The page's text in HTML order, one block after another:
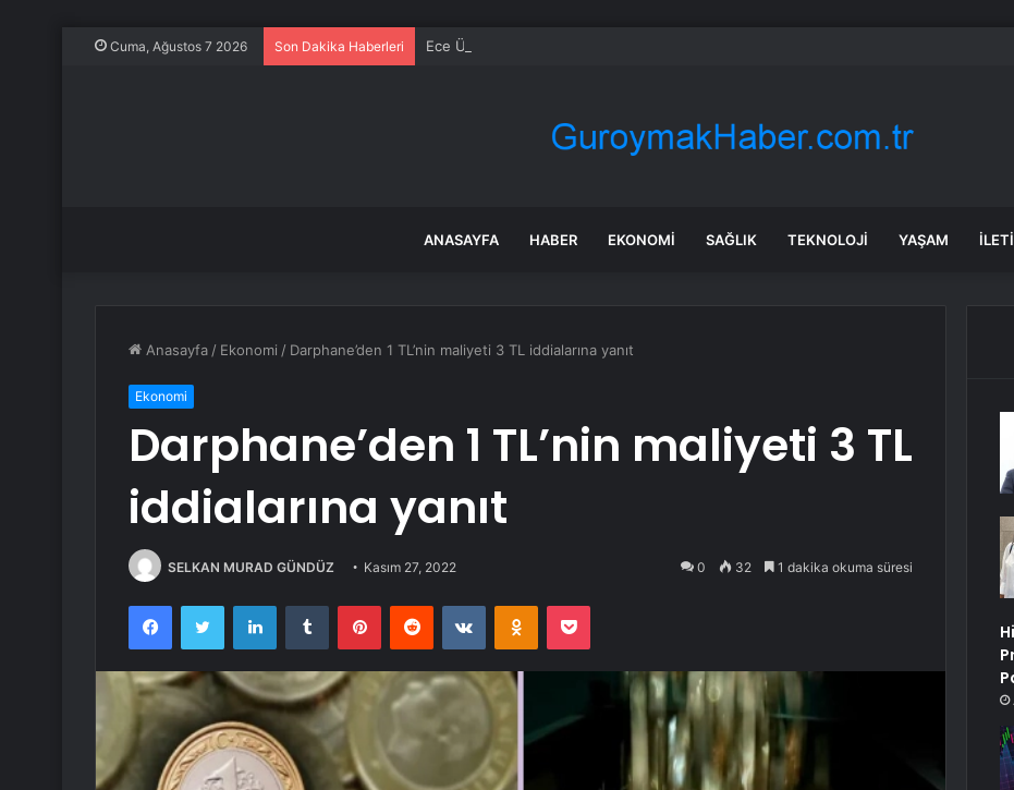
Cuma, Ağustos 7 2026 Son Dakika Haberleri Ece Üner, Gökhan Özoğuz, Öykü Serter’in savunmaları aynı
ANASAYFA HABER EKONOMI SAĞLIK TEKNOLOJI YAŞAM
Anasayfa / Ekonomi / Darphane’den 1 TL’nin maliyeti 3 TL iddialarına yanıt
Ekonomi
Darphane’den 1 TL’nin maliyeti 3 TL
iddialarına yanıt
SELKAN MURAD GÜNDÜZ Kasım 27, 2022 0 32 1 dakika okuma süresi
FacebookTwitter LinkedInTumblr PinterestReddit VKontakteOdnoklassniki
Pocket